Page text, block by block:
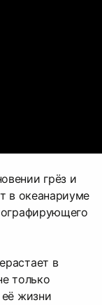
грёз и
в океанариуме
в
только
жизни